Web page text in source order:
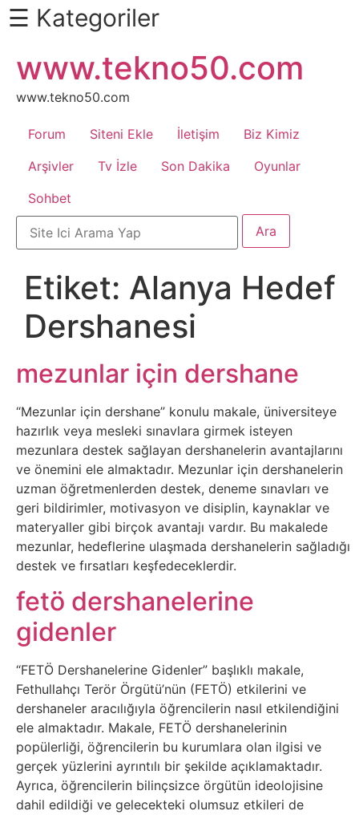
Daha
Fazlası
İçin
Kaydır
Android
Apk
Arabalar
Bankacılık
İşlemleri
Belgesel
Bilgi
Bilgisayar
Bilim
Bitcoin
Bitkiler
Çizgi
Film
Diğer
Sosyal
Medyalar
Din
☰ Kategoriler
atla
www.tekno50.com
www.tekno50.com
Forum Siteni Ekle İletişim
Biz Kimiz
Arşivler
Tv İzle Son Dakika
Oyunlar
Sohbet
Etiket: Alanya Hedef
Dershanesi
mezunlar için dershane
“Mezunlar için dershane” konulu makale, üniversiteye
hazırlık veya mesleki sınavlara girmek isteyen
mezunlara destek sağlayan dershanelerin avantajlarını
ve önemini ele almaktadır. Mezunlar için dershanelerin
uzman öğretmenlerden destek, deneme sınavları ve
geri bildirimler, motivasyon ve disiplin, kaynaklar ve
materyaller gibi birçok avantajı vardır. Bu makalede
mezunlar, hedeflerine ulaşmada dershanelerin sağladığı
destek ve fırsatları keşfedeceklerdir.
fetö dershanelerine
gidenler
“FETÖ Dershanelerine Gidenler” başlıklı makale,
Fethullahçı Terör Örgütü’nün (FETÖ) etkilerini ve
dershaneler aracılığıyla öğrencilerin nasıl etkilendiğini
ele almaktadır. Makale, FETÖ dershanelerinin
popülerliği, öğrencilerin bu kurumlara olan ilgisi ve
gerçek yüzlerini ayrıntılı bir şekilde açıklamaktadır.
Ayrıca, öğrencilerin bilinçsizce örgütün ideolojisine
dahil edildiği ve gelecekteki olumsuz etkileri de